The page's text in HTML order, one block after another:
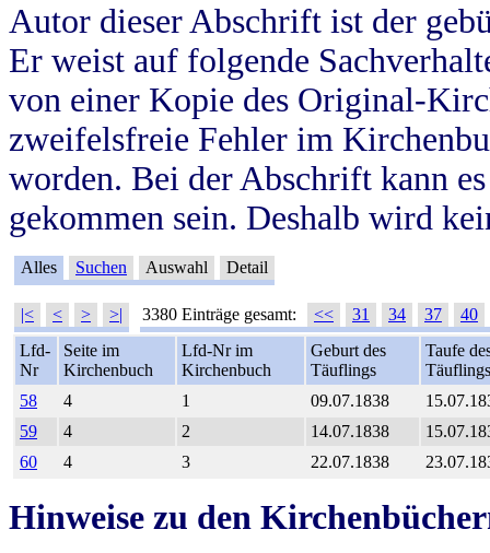
Autor dieser Abschrift ist der
Er weist auf folgende
von einer Kopie des Original-
zweifelsfreie Fehler im
worden. Bei der Abschrift kann
gekommen sein. Deshalb wird
Alles Suchen Auswahl Detail
|< < > >| 3380 Einträge gesamt: << 31 34 37
40
Lfd-
Nr
Seite im
Kirchenbuch
Lfd-Nr im
Kirchenbuch
Geburt des
Täuflings
Taufe
Täuflings
58
4 1 09.07.1838
59
4 2 14.07.1838
60
4 3 22.07.1838
Hinweise zu den